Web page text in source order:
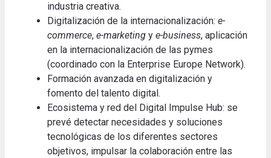
industria creativa.
Digitalización de la internacionalización: e-
commerce, e-marketing y e-business, aplicación
en la internacionalización de las pymes
(coordinado con la Enterprise Europe Network).
Formación avanzada en digitalización y
fomento del talento digital.
Ecosistema y red del Digital Impulse Hub: se
prevé detectar necesidades y soluciones
tecnológicas de los diferentes sectores
objetivos, impulsar la colaboración entre las